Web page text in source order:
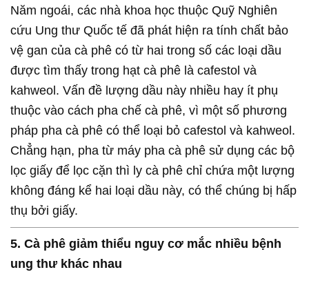
Năm ngoái, các nhà khoa học thuộc Quỹ Nghiên
cứu Ung thư Quốc tế đã phát hiện ra tính chất bảo
vệ gan của cà phê có từ hai trong số các loại dầu
được tìm thấy trong hạt cà phê là cafestol và
kahweol. Vấn đề lượng dầu này nhiều hay ít phụ
thuộc vào cách pha chế cà phê, vì một số phương
pháp pha cà phê có thể loại bỏ cafestol và kahweol.
Chẳng hạn, pha từ máy pha cà phê sử dụng các bộ
lọc giấy để lọc cặn thì ly cà phê chỉ chứa một lượng
không đáng kể hai loại dầu này, có thể chúng bị hấp
thụ bởi giấy.
5. Cà phê giảm thiểu nguy cơ mắc nhiều bệnh
ung thư khác nhau